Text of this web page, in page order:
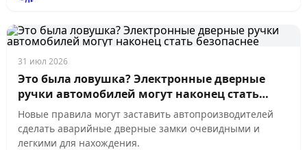
31 июл 2026
Это была ловушка? Электронные дверные
ручки автомобилей могут наконец стать
безопаснее
Новые правила могут заставить автопроизводителей
сделать аварийные дверные замки очевидными и
легкими для нахождения.